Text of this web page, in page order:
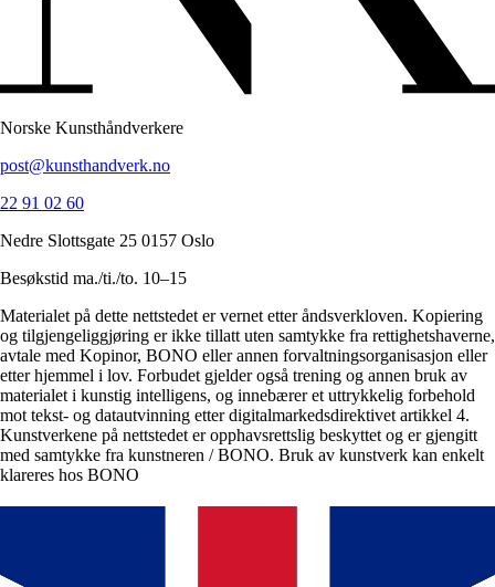
Norske Kunsthåndverkere
post@kunsthandverk.no
22 91 02 60
Nedre Slottsgate 25 0157 Oslo
Besøkstid ma./ti./to. 10–15
Materialet på dette nettstedet er vernet etter åndsverkloven. Kopiering
og tilgjengeliggjøring er ikke tillatt uten samtykke fra rettighetshaverne,
avtale med Kopinor, BONO eller annen forvaltningsorganisasjon eller
etter hjemmel i lov. Forbudet gjelder også trening og annen bruk av
materialet i kunstig intelligens, og innebærer et uttrykkelig forbehold
mot tekst- og datautvinning etter digitalmarkedsdirektivet artikkel 4.
Kunstverkene på nettstedet er opphavsrettslig beskyttet og er gjengitt
med samtykke fra kunstneren / BONO. Bruk av kunstverk kan enkelt
klareres hos BONO